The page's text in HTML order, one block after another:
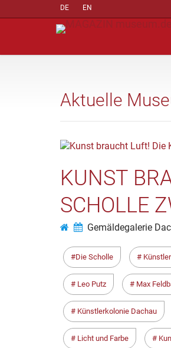
DE EN
Aktuelle
KUNST
SCHOLLE
Gemäldegalerie
Die Scholle
Leo Putz Max
Künstlerkolonie Dachau
Licht und Farbe